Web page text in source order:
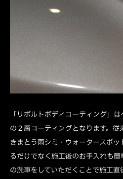
「リボルトボディコーティング」
の２層コーティングとなります。
きまとう雨シミ・ウォータースポ
るだけでなく施工後のお手入れも
の洗車をしていただくことで施工直